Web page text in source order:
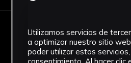
Utilizamos servicios de
a optimizar nuestro sitio
poder utilizar estos